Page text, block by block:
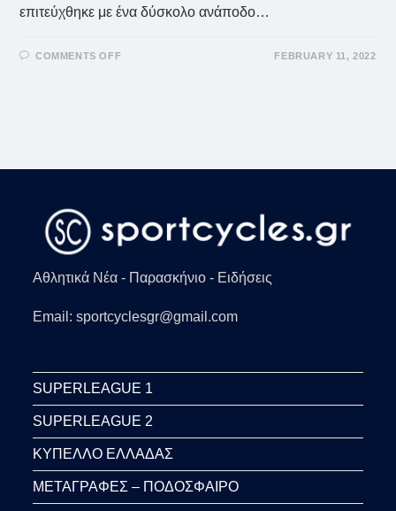
επιτεύχθηκε με ένα δύσκολο ανάποδο…
COMMENTS OFF FEBRUARY 11, 2022
Αθλητικά Νέα - Παρασκήνιο - Ειδήσεις
Email: sportcyclesgr@gmail.com
SUPERLEAGUE 1
SUPERLEAGUE 2
ΚΥΠΕΛΛΟ ΕΛΛΑΔΑΣ
ΜΕΤΑΓΡΑΦΕΣ – ΠΟΔΟΣΦΑΙΡΟ